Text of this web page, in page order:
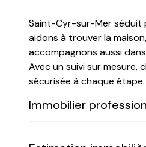
Saint-Cyr-sur-Mer séduit
aidons à trouver la
accompagnons aussi
Avec un suivi sur mesure,
sécurisée à chaque étape.
Immobilier